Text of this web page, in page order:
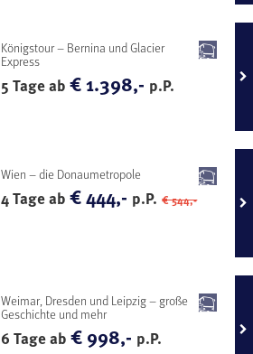
Königstour – Bernina und Glacier
Express
5 Tage ab€ 1.398,- p.P.
Wien – die Donaumetropole
4 Tage ab€ 444,- p.P. € 544,-
Weimar, Dresden und Leipzig – große
Geschichte und mehr
6 Tage ab€ 998,- p.P.